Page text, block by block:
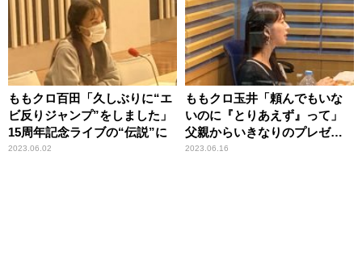
ももクロ百田「久しぶりに“エ
ビ反りジャンプ”をしました」
15周年記念ライブの“伝説”に
2023.06.02
ももクロ玉井「頼んでもいな
いのに『とりあえず』って」
父親からいきなりのプレゼン
ト
2023.06.16